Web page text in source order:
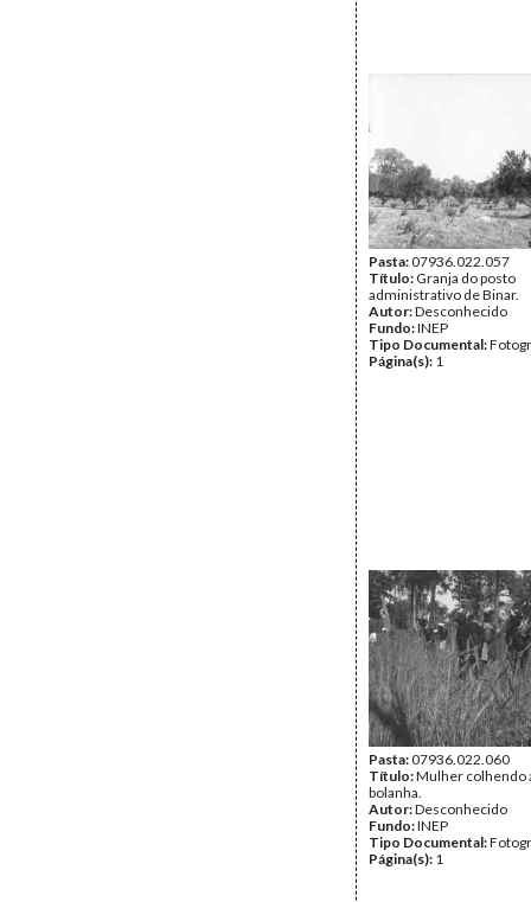
Pasta:07936.022.057
Título: Granja do posto
administrativo de Binar.
Autor:Desconhecido
Fundo:INEP
Tipo Documental:
Página(s): 1
Pasta:07936.022.060
Título:Mulher colhendo
bolanha.
Autor:Desconhecido
Fundo:INEP
Tipo Documental:
Página(s): 1